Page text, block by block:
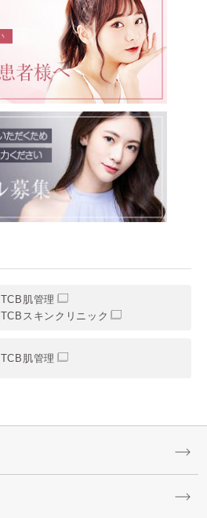
TCB肌管理
TCBスキンクリニック
TCB肌管理